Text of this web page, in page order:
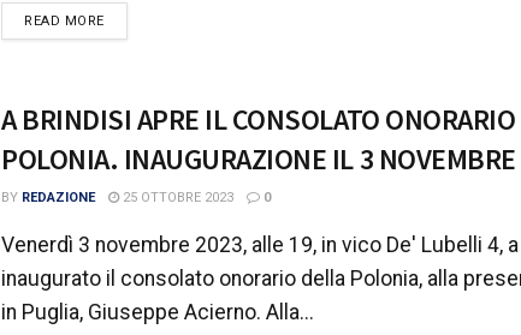
READ MOREDETAILS
A BRINDISI APRE IL CONSOLATO
POLONIA. INAUGURAZIONE IL 3 NOVEMBRE
BY REDAZIONE 25 OTTOBRE 2023 0
Venerdì 3 novembre 2023, alle 19, in vico De' Lubelli 4,
inaugurato il consolato onorario della Polonia, alla
in Puglia, Giuseppe Acierno. Alla...